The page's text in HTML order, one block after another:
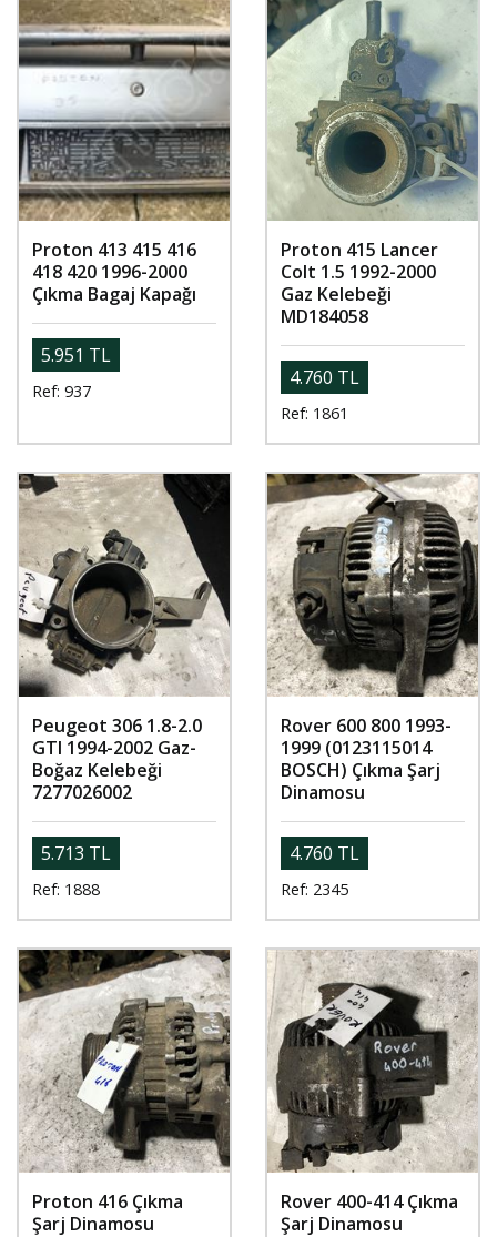
Proton 413 415 416
418 420 1996-2000
Çıkma Bagaj Kapağı
5.951 TL
Ref: 937
Proton 415 Lancer
Colt 1.5 1992-2000
Gaz Kelebeği
MD184058
4.760 TL
Ref: 1861
Peugeot 306 1.8-2.0
GTI 1994-2002 Gaz-
Boğaz Kelebeği
7277026002
5.713 TL
Ref: 1888
Rover 600 800 1993-
1999 (0123115014
BOSCH) Çıkma Şarj
Dinamosu
4.760 TL
Ref: 2345
Proton 416 Çıkma
Şarj Dinamosu
Rover 400-414 Çıkma
Şarj Dinamosu